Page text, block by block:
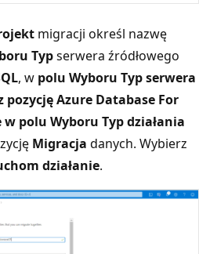
migracji określ nazwę
Typserwera źródłowego
, w polu Wyboru Typ serwera
Azure Database For
w polu Wyboru Typdziałania
Migracja danych. Wybierz
działanie.